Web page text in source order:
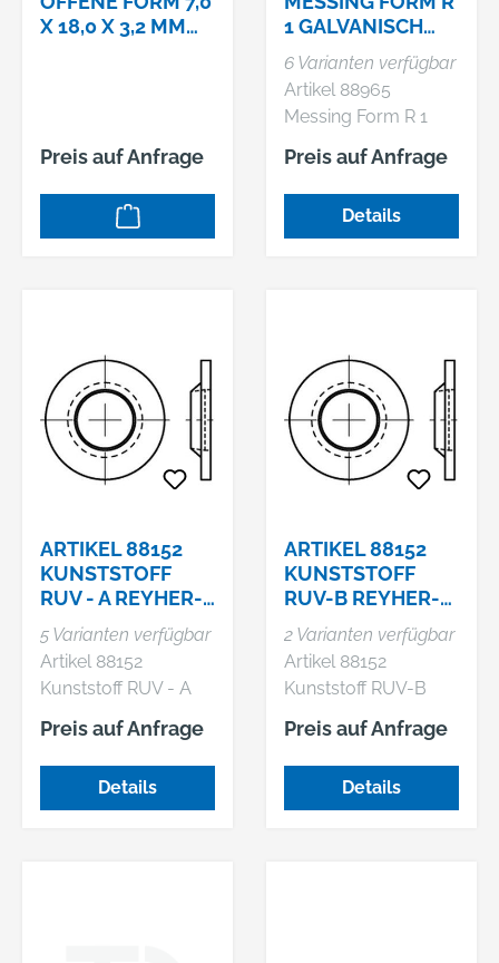
X 18,0 X 3,2 MM
Preis auf Anfrage
1 GALVANISCH
VERNICKELT
ROSETTENSCHEI
BEN, AUFLAGE O
6 Varianten verfügbar
Artikel 88965
Messing Form R 1
galvanisch vernickelt
Rosettenscheiben,
Auflage offen, für
Senk- und
Preis auf Anfrage
Details
ARTIKEL 88152
KUNSTSTOFF
RUV - A REYHER-
UNVERLIERBARK
EITS-SCHEIBEN
FÜR SCHRAUBEN
5 Varianten verfügbar
Artikel 88152
Kunststoff RUV - A
REYHER-
Unverlierbarkeits-
Scheiben für
Schrauben m. metr.
Preis auf Anfrage
Details
ARTIKEL 88152
KUNSTSTOFF
RUV-B REYHER-
UNVERLIERBARK
EITS-SCHEIBEN
FÜR BLECH-
SCHRA
2 Varianten verfügbar
Artikel 88152
Kunststoff RUV-B
REYHER-
Unverlierbarkeits-
Scheiben für Blech-
Schrauben
Preis auf Anfrage
Details